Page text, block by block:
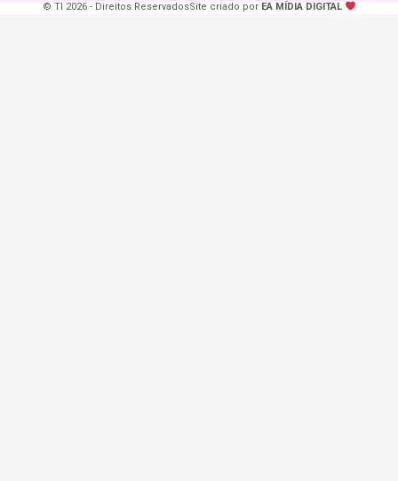
© TI 2026 - Direitos ReservadosSite criado por EA MÍDIA DIGITAL